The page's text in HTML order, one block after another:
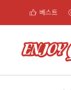
베스트